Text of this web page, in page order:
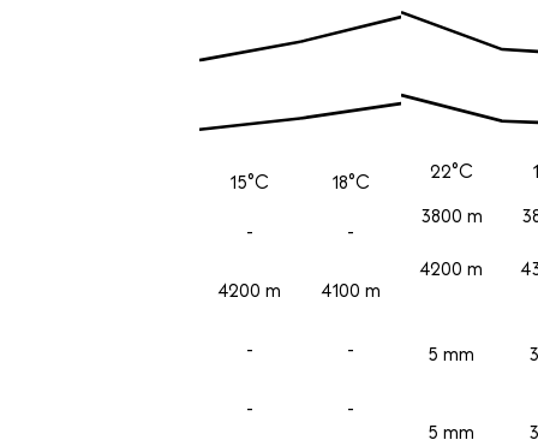
15°C
-
4200 m
-
-
18°C
-
4100 m
-
-
22°C
3800 m
4200 m
5 mm
5 mm